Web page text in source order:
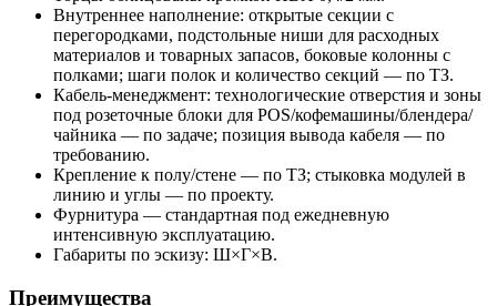
Внутреннее наполнение: открытые секции с
перегородками, подстольные ниши для расходных
материалов и товарных запасов, боковые колонны с
полками; шаги полок и количество секций — по ТЗ.
Кабель‑менеджмент: технологические отверстия и зоны
под розеточные блоки для POS/кофемашины/блендера/
чайника — по задаче; позиция вывода кабеля — по
требованию.
Крепление к полу/стене — по ТЗ; стыковка модулей в
линию и углы — по проекту.
Фурнитура — стандартная под ежедневную
интенсивную эксплуатацию.
Габариты по эскизу: Ш×Г×В.
Преимущества